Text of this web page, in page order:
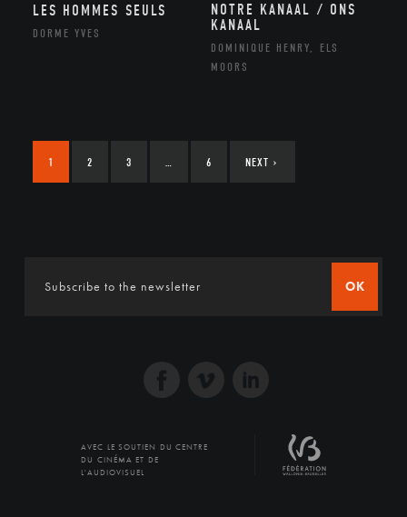
LES HOMMES SEULS
DORME YVES
NOTRE KANAAL / ONS
KANAAL
DOMINIQUE HENRY, ELS
MOORS
1 2 3 6 NEXT ›
OK
AVEC LE SOUTIEN DU CENTRE
DU CINÉMA ET DE
L'AUDIOVISUEL